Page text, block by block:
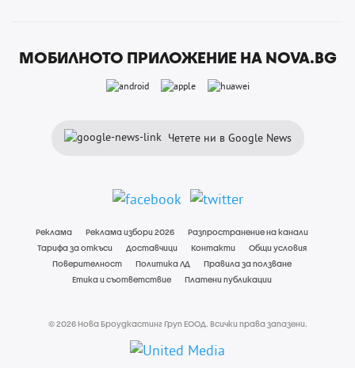
МОБИЛНОТО ПРИЛОЖЕНИЕ НА NOVA.BG
Четете ни в Google News
Реклама Реклама избори 2026
Разпространение на канали
Тарифа за откъси
Доставчици Контакти
Общи условия
Поверителност
Политика ЛД
Правила за ползване
Етика и съответствие
Платени публикации
© 2026 Нова Броудкастинг Груп ЕООД. Всички права запазени.